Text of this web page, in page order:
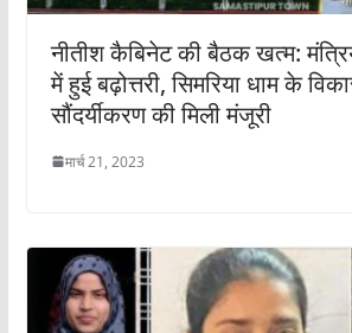
नीतीश कैबिनेट की बैठक खत्म:
में हुई बढ़ोत्तरी, सिमरिया धाम के
सौंदर्यीकरण की मिली मंजूरी
मार्च 21, 2023